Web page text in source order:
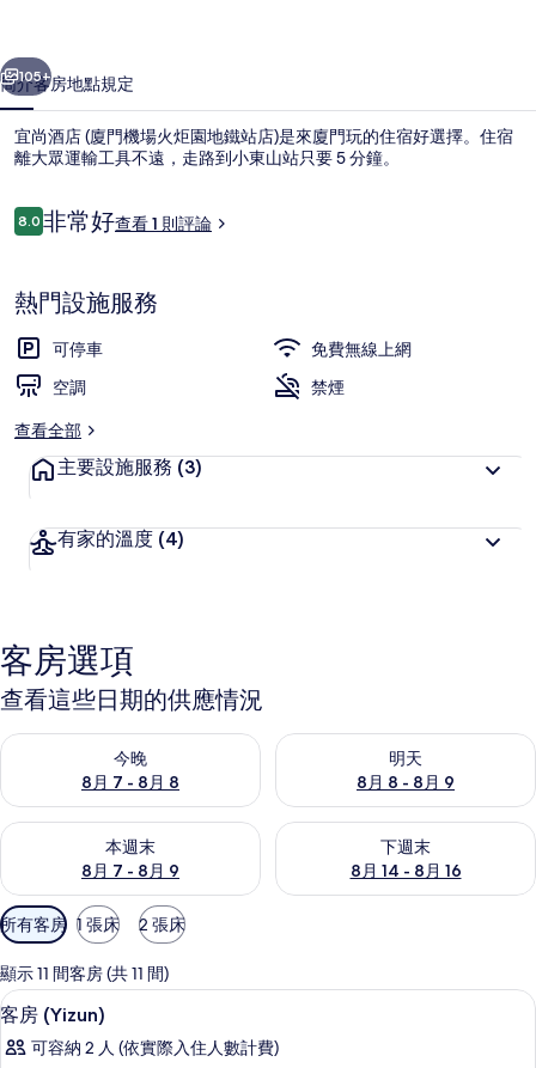
場
火
炬
地
站
店)
的
相
住宿正面 (夜晚)
個 下一個
105+
簡介客房地點規定
宜尚酒店 (廈門機場火炬園地鐵站店)是來廈門玩的住宿好選擇。住宿
離大眾運輸工具不遠，走路到小東山站只要 5 分鐘。
評
論
8.08.0 分，滿分 10 分，
非常好查看 1 則評論
熱門設施服務
可停車
免費無線上網
空調
禁煙
查看全部
主要設施服務 (3)
有家的溫度 (4)
客房選項
查看這些日期的供應情況
今晚
8月 7 - 8月 8
查看今晚 (8月 7 - 8月 8) 的供應情況
明天
8月 8 - 8月 9
查看明天 (8月 8 - 8月 9) 的供
本週末
8月 7 - 8月 9
查看本週末 (8月 7 - 8月 9) 的供應情況
下週末
8月 14 - 8月 16
查看下週末 (8月 14 - 8月 16)
可
用
的
客
房
篩
所有客房 1 張床 2 張床
顯示 11 間客房 (共 11 間)
顯
示
25
客房 (Yizun)
可容納 2 人 (依實際入住人數計費)